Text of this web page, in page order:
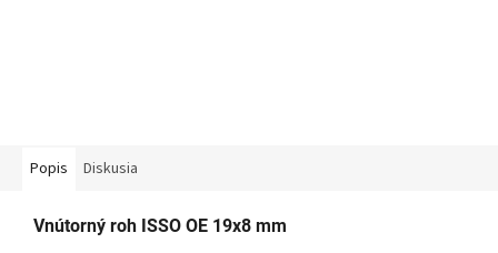
Popis Diskusia
Vnútorný roh ISSO OE 19x8 mm